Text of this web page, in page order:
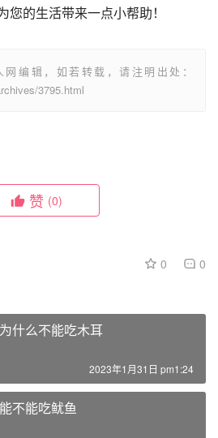
的生活带来一点小帮助！
编辑，如若转载，请注明出处：
3795.html
赞 (0)
0 0
什么不能吃木耳
2023年1月31日 pm1:24
不能吃鱿鱼